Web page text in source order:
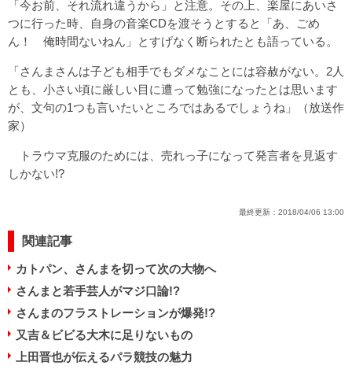
「今お前、それ流れ違うから」と注意。その上、楽屋にあいさ
つに行った時、自身の音楽CDを渡そうとすると「あ、ごめ
ん！ 俺時間ないねん」とすげなく断られたとも語っている。
「さんまさんは子ども相手でもダメなことには容赦がない。2人
とも、小さい頃に厳しい目に遭って勉強になったとは思います
が、文句の1つも言いたいところではあるでしょうね」（放送作
家）
トラウマ克服のためには、売れっ子になって発言者を見返す
しかない!?
最終更新： 2018/04/06 13:00
関連記事
カトパン、さんまを切って次の大物へ
さんまと若手芸人がマジ口論!?
さんまのフラストレーションが爆発!?
又吉＆ビビる大木に足りないもの
上田晋也が伝えるパラ競技の魅力